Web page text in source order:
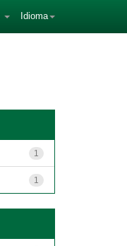
Idioma
1
1